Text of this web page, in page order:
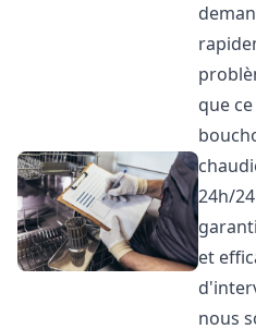
que
24h/
et
nous